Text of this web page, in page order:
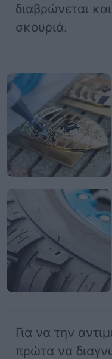
διαβρώνεται
σκουριά.
Για να την
πρώτα να